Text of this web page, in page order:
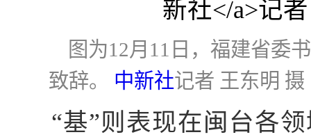
图为12月11日，福建省委
致辞。 中新社记者 王东明 摄
“基”则表现在闽台各领